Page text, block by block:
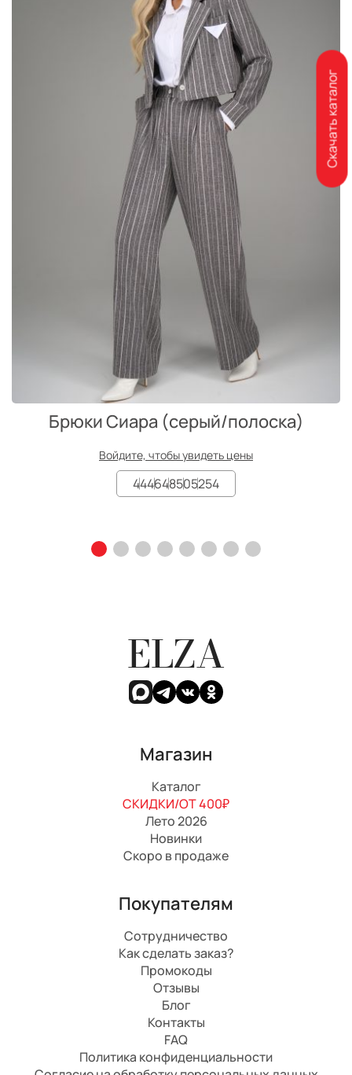
Брюки Сиара (серый/полоска)
Войдите, чтобы увидеть цены
444648505254
ELZA
Магазин
Каталог
СКИДКИ/ОТ 400₽
Лето 2026
Новинки
Скоро в продаже
Покупателям
Сотрудничество
Как сделать заказ?
Промокоды
Отзывы
Блог
Контакты
FAQ
Политика конфиденциальности
Скачать каталог